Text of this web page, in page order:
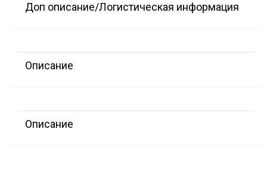
Доп описание/Логистическая информация
Описание
Описание